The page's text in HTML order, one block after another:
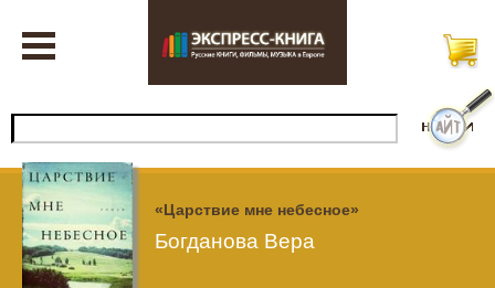
«Царствие мне небесное»
Богданова Вера